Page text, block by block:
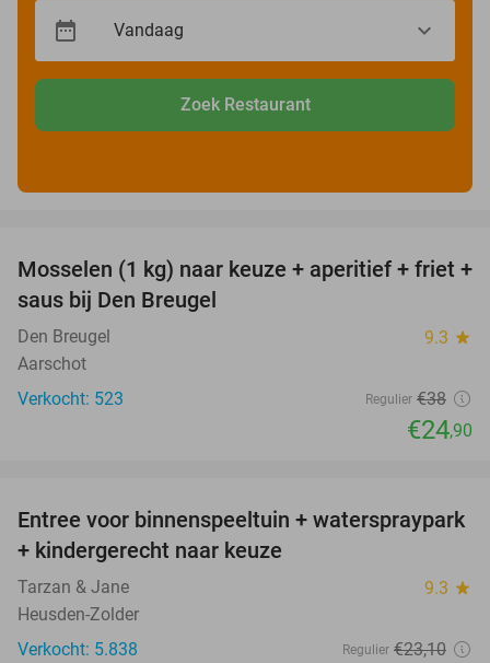
Zoek Restaurant
34%
Mosselen (1 kg) naar keuze + aperitief + friet +
saus bij Den Breugel
Den Breugel 9.3 star
Aarschot
Verkocht: 523
Regulier €38
€24,90
40%
Entree voor binnenspeeltuin + waterspraypark
+ kindergerecht naar keuze
Tarzan & Jane 9.3 star
Heusden-Zolder
Verkocht: 5.838
Regulier €23,10